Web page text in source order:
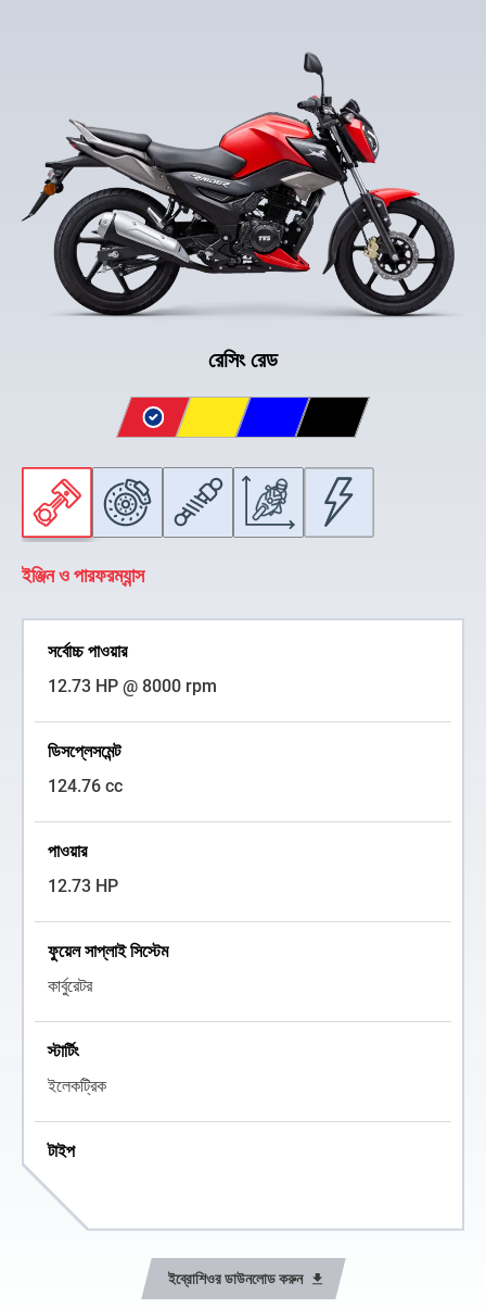
রেসিং রেড
ইঞ্জিন ও পারফরম্যান্স
সর্বোচ্চ পাওয়ার
12.73 HP @ 8000 rpm
ডিসপ্লেসমেন্ট
124.76 cc
পাওয়ার
12.73 HP
ফুয়েল সাপ্লাই সিস্টেম
কার্বুরেটর
স্টার্টিং
ইলেকট্রিক
টাইপ
এয়ার ও অয়েল কুলড সিঙ্গল সিলিন্ডার, SI
5 স্পিড গিয়ার বক্স
ইব্রোশিওর ডাউনলোড করুন